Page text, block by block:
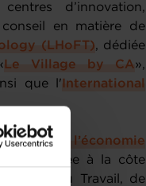
d’innovation,
en matière de
(LHoFT), dédiée
Le Village by CA»,
que l' International
de l’économie
installée à la côte
du Travail, de